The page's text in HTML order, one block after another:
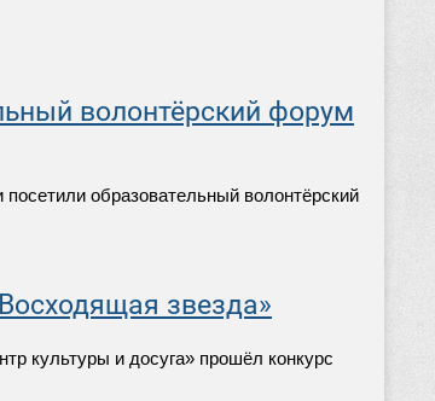
волонтёрский форум
образовательный волонтёрский
звезда»
культуры и досуга» прошёл конкурс